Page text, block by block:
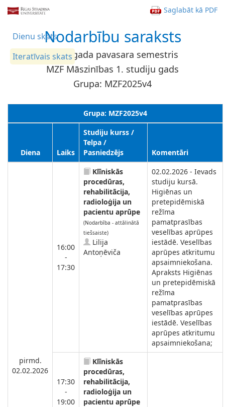
Saglabāt kā PDF
Dienu skats
Iteratīvais skats
Nodarbību saraksts
2026. gada pavasara semestris
MZF Māszinības 1. studiju gads
Grupa: MZF2025v4
Grupa: MZF2025v4
Diena Laiks
Studiju kurss /
Telpa /
Pasniedzējs
Komentāri
pirmd.
02.02.2026
16:00
-
17:30
Klīniskās
procedūras,
rehabilitācija,
radioloģija un
pacientu aprūpe
(Nodarbība - attālinātā
tiešsaiste)
Lilija
Antoņēviča
02.02.2026 - Ievads
studiju kursā.
Higiēnas un
pretepidēmiskā
režīma
pamatprasības
veselības aprūpes
iestādē. Veselības
aprūpes atkritumu
apsaimniekošana.
Apraksts Higiēnas
un pretepidēmiskā
režīma
pamatprasības
veselības aprūpes
iestādē. Veselības
aprūpes atkritumu
apsaimniekošana;
17:30
-
19:00
Klīniskās
procedūras,
rehabilitācija,
radioloģija un
pacientu aprūpe